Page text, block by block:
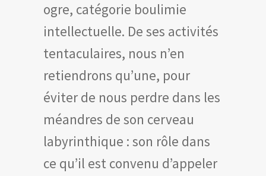
ogre, catégorie boulimie
intellectuelle. De ses activités
tentaculaires, nous n’en
retiendrons qu’une, pour
éviter de nous perdre dans les
méandres de son cerveau
labyrinthique : son rôle dans
ce qu’il est convenu d’appeler